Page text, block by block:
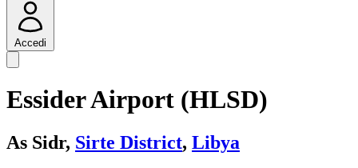
Accedi
Essider Airport (HLSD)
As Sidr, Sirte District, Libya